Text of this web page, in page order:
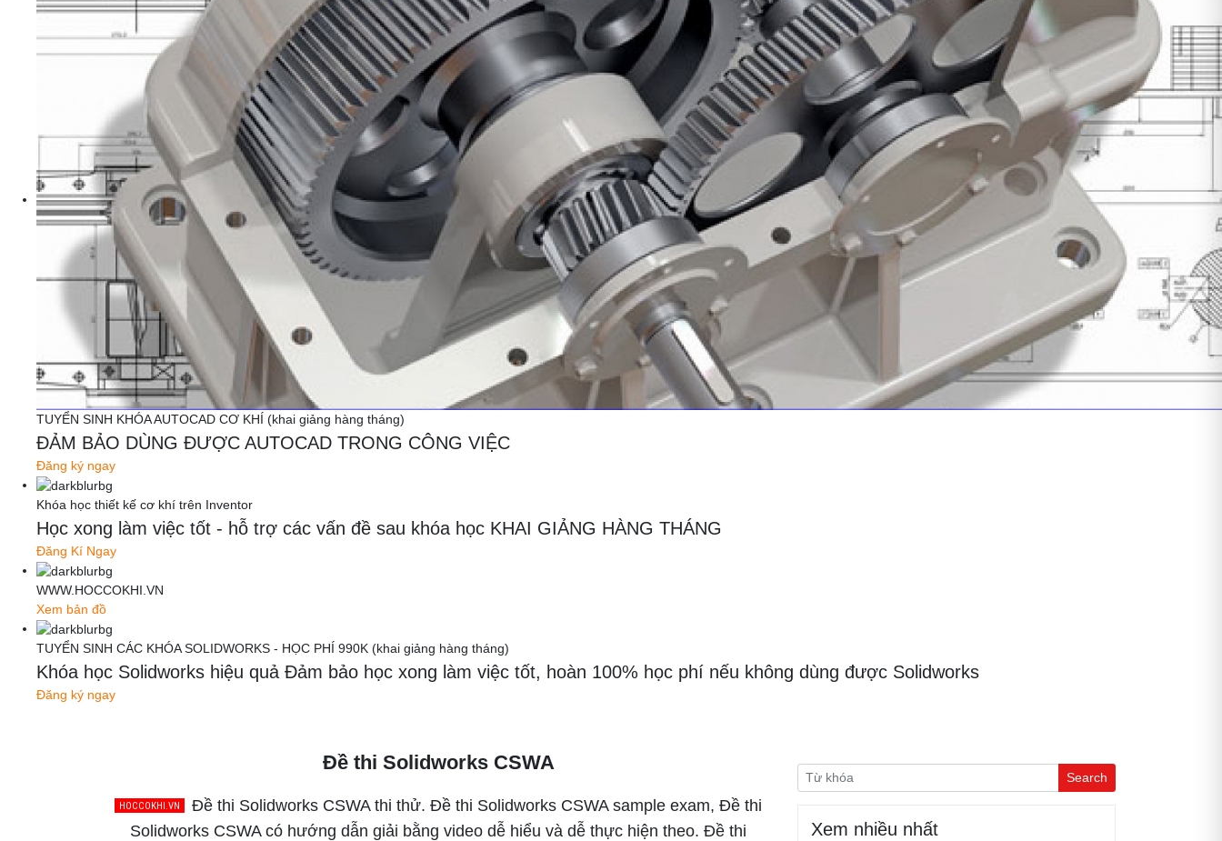
TUYỂN SINH KHÓA AUTOCAD CƠ KHÍ (khai giảng hàng tháng)
ĐẢM BẢO DÙNG ĐƯỢC AUTOCAD TRONG CÔNG VIỆC
Đăng ký ngay
Khóa học thiết kế cơ khí trên Inventor
Học xong làm việc tốt - hỗ trợ các vấn đề sau khóa học KHAI GIẢNG HÀNG THÁNG
Đăng Kí Ngay
WWW.HOCCOKHI.VN
Xem bản đồ
TUYỂN SINH CÁC KHÓA SOLIDWORKS - HỌC PHÍ 990K (khai giảng hàng tháng)
Khóa học Solidworks hiệu quả Đảm bảo học xong làm việc tốt, hoàn 100% học phí nếu không dùng được Solidworks
Đăng ký ngay
Đề thi Solidworks CSWA
Đề thi Solidworks CSWA thi thử. Đề thi Solidworks CSWA sample exam, Đề thi
Solidworks CSWA có hướng dẫn giải bằng video dễ hiểu và dễ thực hiện theo. Đề thi
Xem nhiều nhất